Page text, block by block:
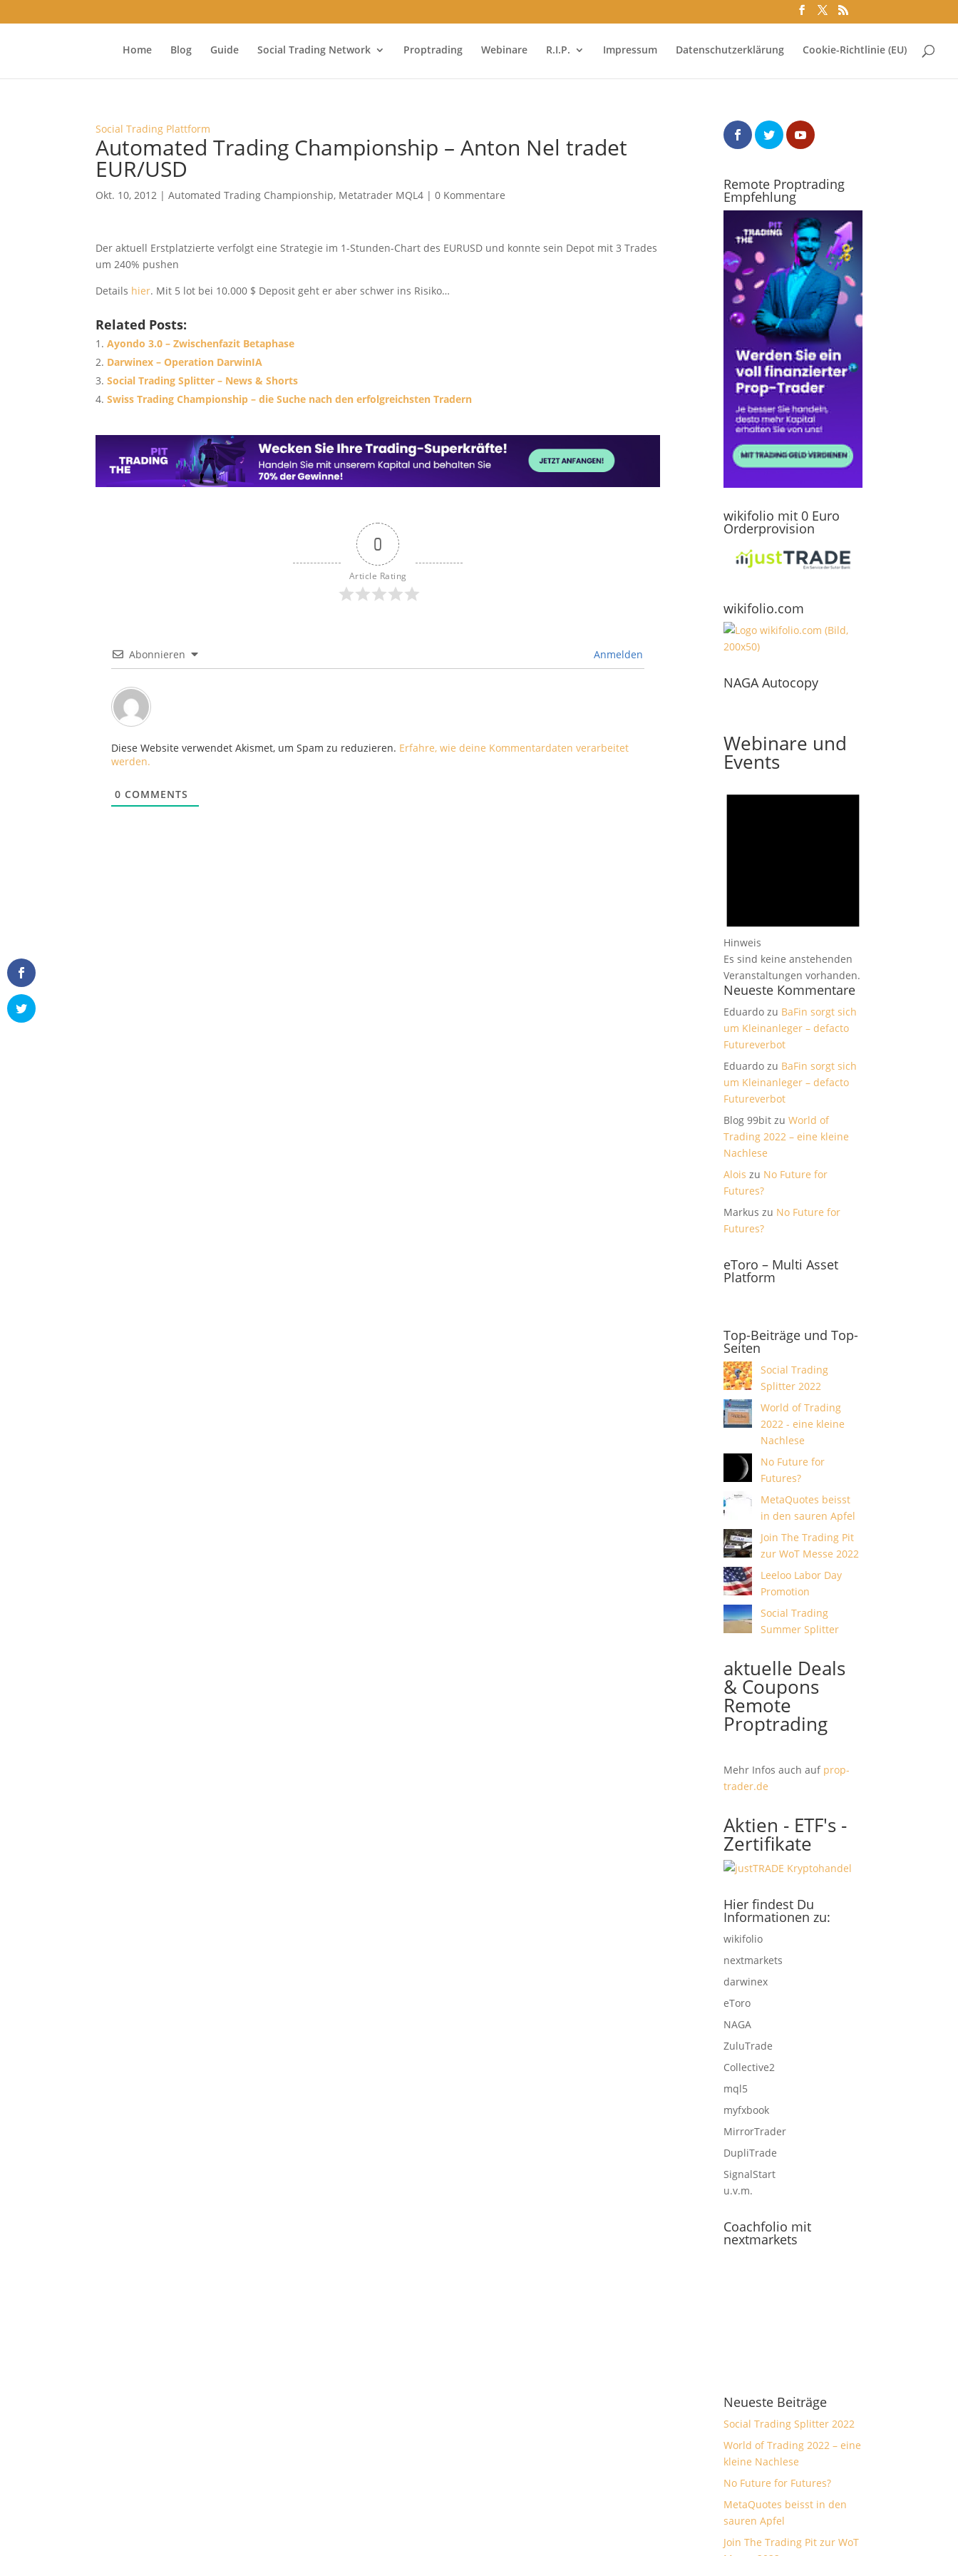
Home Blog Guide Social Trading Network Proptrading Webinare R.I.P. Impressum Datenschutzerklärung Cookie-Richtlinie (EU)
Social Trading Plattform
Automated Trading Championship – Anton Nel tradet
EUR/USD
Okt. 10, 2012 |Automated Trading Championship, Metatrader MQL4 |0 Kommentare
Der aktuell Erstplatzierte verfolgt eine Strategie im 1-Stunden-Chart des EURUSD und konnte sein Depot mit 3 Trades
um 240% pushen
Details hier. Mit 5 lot bei 10.000 $ Deposit geht er aber schwer ins Risiko…
Related Posts:
Ayondo 3.0 – Zwischenfazit Betaphase
Darwinex – Operation DarwinIA
Social Trading Splitter – News & Shorts
Swiss Trading Championship – die Suche nach den erfolgreichsten Tradern
0
Article Rating
Abonnieren Anmelden
Diese Website verwendet Akismet, um Spam zu reduzieren. Erfahre, wie deine Kommentardaten verarbeitet
werden.
0 COMMENTS
Remote Proptrading
Empfehlung
wikifolio mit 0 Euro
Orderprovision
wikifolio.com
NAGA Autocopy
Webinare und
Events
Hinweis
Es sind keine anstehenden
Veranstaltungen vorhanden.
Neueste Kommentare
Eduardo zu BaFin sorgt sich
um Kleinanleger – defacto
Futureverbot
Eduardo zu BaFin sorgt sich
um Kleinanleger – defacto
Futureverbot
Blog 99bit zuWorld of
Trading 2022 – eine kleine
Nachlese
Alois zu No Future for
Futures?
Markus zu No Future for
Futures?
eToro – Multi Asset
Platform
Top-Beiträge und Top-
Seiten
Social Trading
Splitter 2022
World of Trading
2022 - eine kleine
Nachlese
No Future for
Futures?
MetaQuotes beisst
in den sauren Apfel
Join The Trading Pit
zur WoT Messe 2022
Leeloo Labor Day
Promotion
Social Trading
Summer Splitter
aktuelle Deals
& Coupons
Remote
Proptrading
Mehr Infos auch auf prop-
trader.de
Aktien - ETF's -
Zertifikate
Hier findest Du
Informationen zu:
wikifolio
nextmarkets
darwinex
eToro
NAGA
ZuluTrade
Collective2
mql5
myfxbook
MirrorTrader
DupliTrade
SignalStart
u.v.m.
Coachfolio mit
nextmarkets
Neueste Beiträge
Social Trading Splitter 2022
World of Trading 2022 – eine
kleine Nachlese
No Future for Futures?
MetaQuotes beisst in den
sauren Apfel
Join The Trading Pit zur WoT